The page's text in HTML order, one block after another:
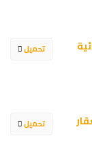
تحميل
تحميل